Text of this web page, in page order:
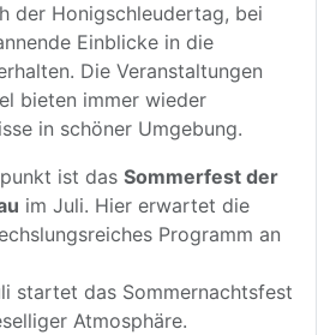
der Honigschleudertag, bei
Einblicke in die
Die Veranstaltungen
bieten immer wieder
in schöner Umgebung.
ist das Sommerfest der
im Juli. Hier erwartet die
Programm an
startet das Sommernachtsfest
Atmosphäre.